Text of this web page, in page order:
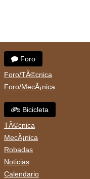
Foro
Foro/TÃ©cnica
Foro/MecÃ¡nica
Bicicleta
TÃ©cnica
MecÃ¡nica
Robadas
Noticias
Calendario